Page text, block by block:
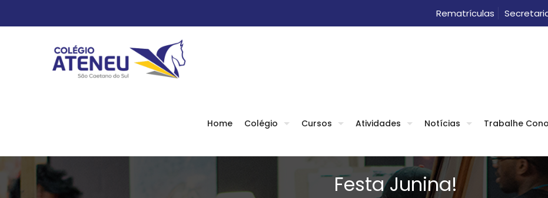
Rematrículas
Home Colégio Cursos Atividades Notícias Trabalhe
Festa Junina!